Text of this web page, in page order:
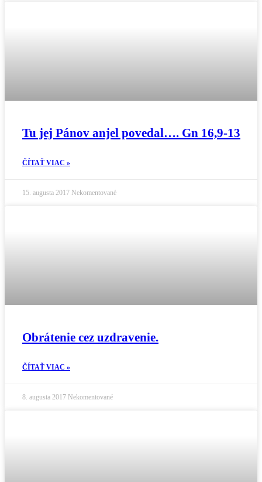
Tu jej Pánov anjel povedal…. Gn 16,9-13
ČÍTAŤ VIAC »
15. augusta 2017 Nekomentované
Obrátenie cez uzdravenie.
ČÍTAŤ VIAC »
8. augusta 2017 Nekomentované